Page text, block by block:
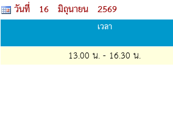
วันที่ 16 มิถุนายน 2569
เวลา
13.00 น. - 16.30 น.